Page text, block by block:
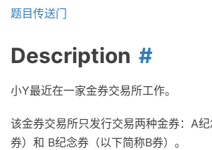
题目传送门
Description
小Y最近在一家金券交易所工作。
该金券交易所只发行交易两种金券：A
券）和 B纪念券（以下简称B券）。